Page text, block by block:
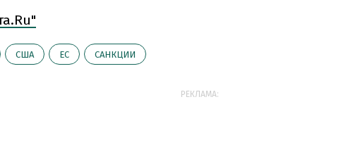
США ЕС САНКЦИИ
РЕКЛАМА: